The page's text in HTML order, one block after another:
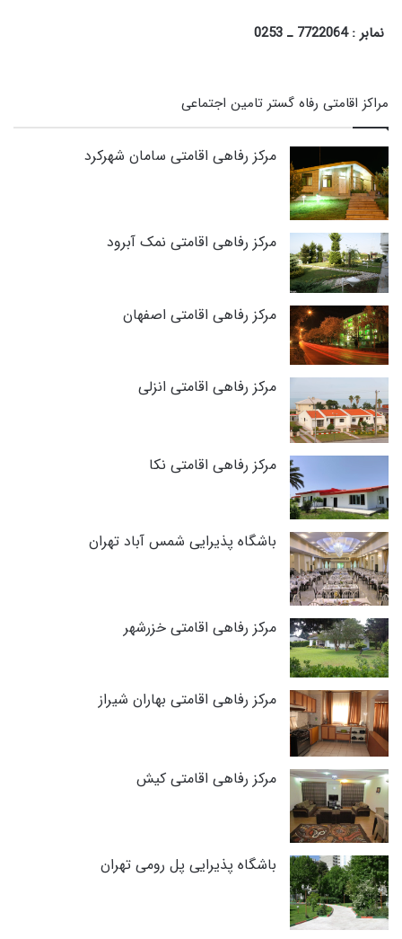
نمابر : 7722064 ـ 0253
مراکز اقامتی رفاه گستر تامین اجتماعی
مرکز رفاهی اقامتی سامان شهرکرد
مرکز رفاهی اقامتی نمک آبرود
مرکز رفاهی اقامتی اصفهان
مرکز رفاهی اقامتی انزلی
مرکز رفاهی اقامتی نکا
باشگاه پذیرایی شمس آباد تهران
مرکز رفاهی اقامتی خزرشهر
مرکز رفاهی اقامتی بهاران شیراز
مرکز رفاهی اقامتی کیش
باشگاه پذیرایی پل رومی تهران